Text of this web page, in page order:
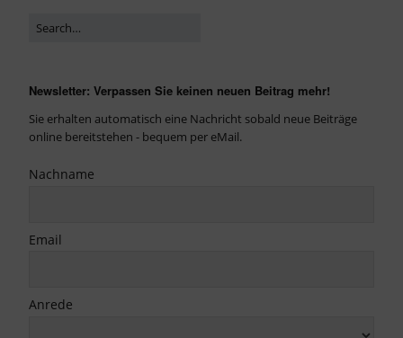
Newsletter: Verpassen Sie keinen neuen Beitrag mehr!
Sie erhalten automatisch eine Nachricht sobald neue Beiträge
online bereitstehen - bequem per eMail.
Nachname
Email
Anrede